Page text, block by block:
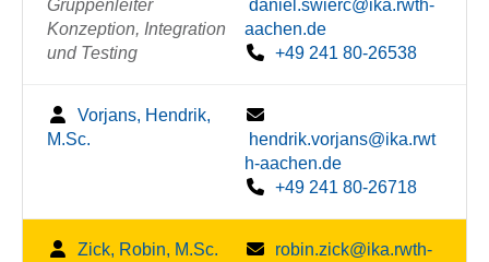
Gruppenleiter
Konzeption, Integration
und Testing
daniel.swierc@ika.rwth-
aachen.de
+49 241 80-26538
Vorjans, Hendrik,
M.Sc.
hendrik.vorjans@ika.rwt
h-aachen.de
+49 241 80-26718
Zick, Robin, M.Sc.
robin.zick@ika.rwth-